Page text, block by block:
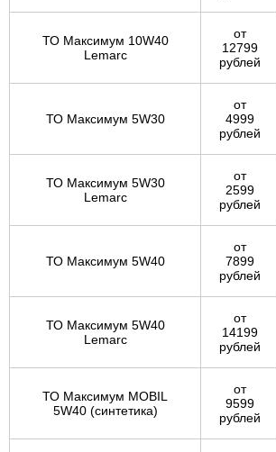
ТО Максимум 10W40
Lemarc
от
12799
рублей
ТО Максимум 5W30
от
4999
рублей
ТО Максимум 5W30
Lemarc
от
2599
рублей
ТО Максимум 5W40
от
7899
рублей
ТО Максимум 5W40
Lemarc
от
14199
рублей
ТО Максимум MOBIL
5W40 (синтетика)
от
9599
рублей